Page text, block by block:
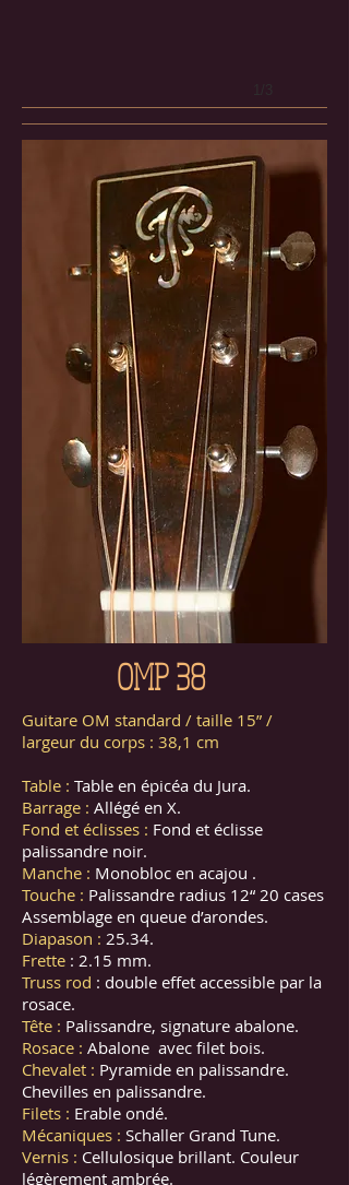
1/3
OMP 38
Guitare OM standard / taille 15” /
largeur du corps : 38,1 cm
Table : Table en épicéa du Jura.
Barrage : Allégé en X.
Fond et éclisses : Fond et éclisse
palissandre noir.
Manche : Monobloc en acajou .
Touche : Palissandre radius 12“ 20 cases
Assemblage en queue d’arondes.
Diapason : 25.34.
Frette : 2.15 mm.
Truss rod : double effet accessible par la
rosace.
Tête : Palissandre, signature abalone.
Rosace : Abalone avec filet bois.
Chevalet : Pyramide en palissandre.
Chevilles en palissandre.
Filets : Erable ondé.
Mécaniques : Schaller Grand Tune.
Vernis : Cellulosique brillant. Couleur
légèrement ambrée.